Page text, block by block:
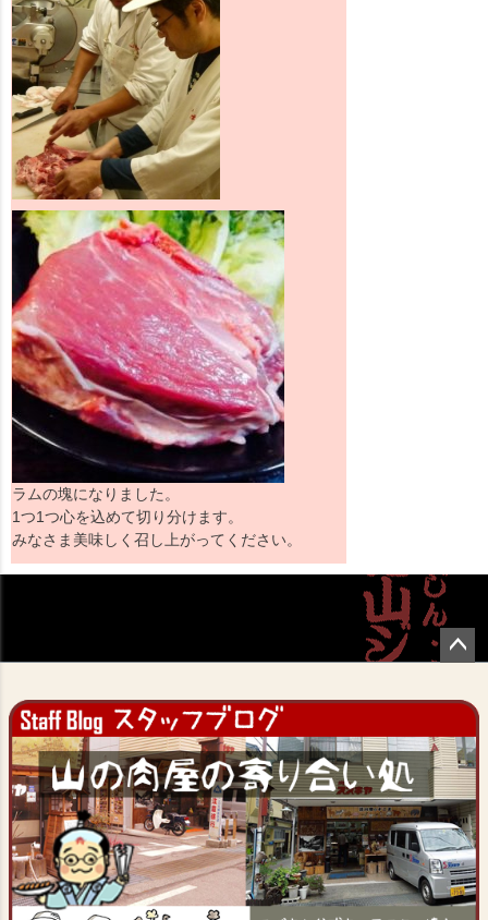
ラムの塊になりました。
1つ1つ心を込めて切り分けます。
みなさま美味しく召し上がってください。
ジト
へ